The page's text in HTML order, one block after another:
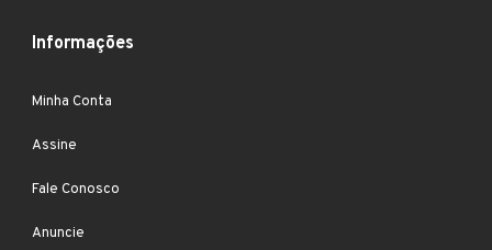
Informações
Minha Conta
Assine
Fale Conosco
Anuncie